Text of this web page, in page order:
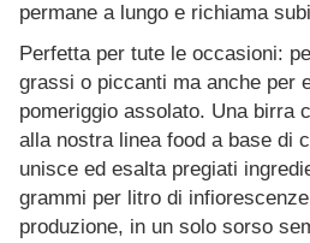
permane a lungo e richiama
Perfetta per tute le occasioni:
grassi o piccanti ma anche per
pomeriggio assolato. Una birra
alla nostra linea food a base di
unisce ed esalta pregiati
grammi per litro di
produzione, in un solo sorso